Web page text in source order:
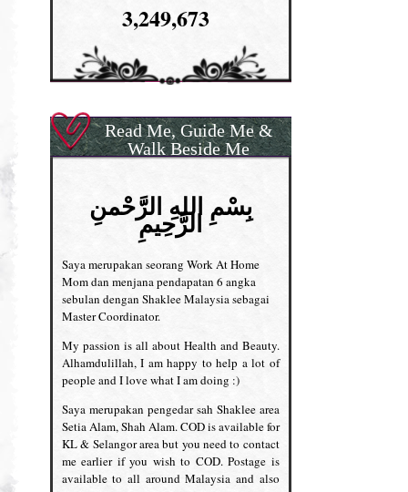
3,249,673
Read Me, Guide Me &
Walk Beside Me
بِسْمِ اللهِ الرَّحْمنِ
الرَّحِيمِ
Saya merupakan seorang Work At Home
Mom dan menjana pendapatan 6 angka
sebulan dengan Shaklee Malaysia sebagai
Master Coordinator.
My passion is all about Health and Beauty.
Alhamdulillah, I am happy to help a lot of
people and I love what I am doing :)
Saya merupakan pengedar sah Shaklee area
Setia Alam, Shah Alam. COD is available for
KL & Selangor area but you need to contact
me earlier if you wish to COD. Postage is
available to all around Malaysia and also